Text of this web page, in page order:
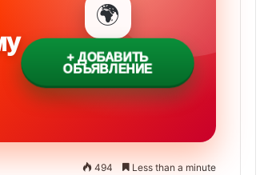
🌍
+ ДОБАВИТЬ
ОБЪЯВЛЕНИЕ
494 Less than a minute